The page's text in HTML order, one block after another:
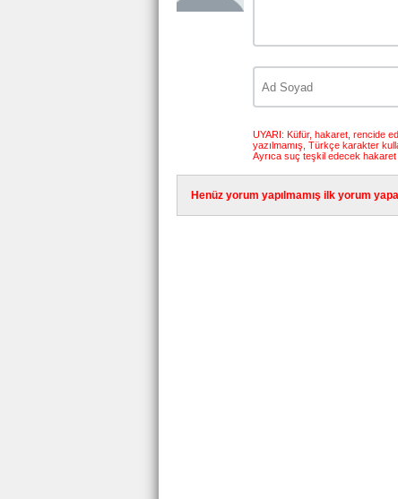
UYARI: Küfür, hakaret, rencide
yazılmamış, Türkçe karakter
Ayrıca suç teşkil edecek hakaret
Henüz yorum yapılmamış ilk yorum